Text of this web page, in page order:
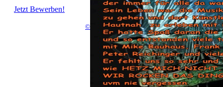
Jetzt Bewerben!
©